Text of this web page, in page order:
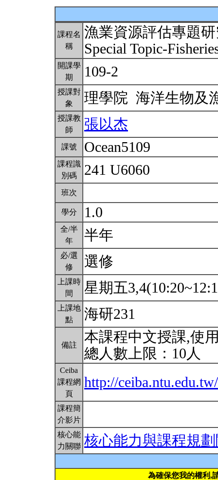
課程名
稱
漁業資源評估專題
Special Topic-
開課學
期
109-2
授課對
象
理學院 海洋生物及
授課教
師
張以杰
課號 Ocean5109
課程識
別碼
241 U6060
班次
學分 1.0
全/半
年
半年
必/選
修
選修
上課時
間
星期五
上課地
點
海研231
備註
本課程中文授課,使
總人數上限：10人
Ceiba
課程網
頁
http://
課程簡
介影片
核心能
力關聯 核心能力與課程規
為確保您我的權利,